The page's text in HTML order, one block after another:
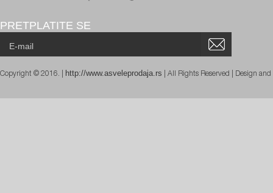
PRETPLATITE SE
Copyright © 2016. | http://www.asveleprodaja.rs | All Rights Reserved | Design